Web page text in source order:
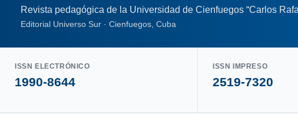
Revista pedagógica de la Universidad de Cienfuegos “Carlos
Editorial Universo Sur · Cienfuegos, Cuba
ISSN ELECTRÓNICO
1990-8644
ISSN IMPRESO
2519-7320